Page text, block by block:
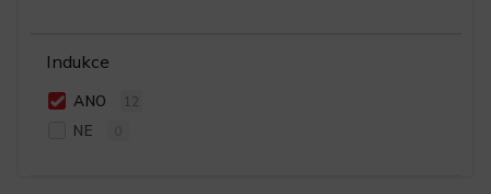
Indukce
ANO 12
NE